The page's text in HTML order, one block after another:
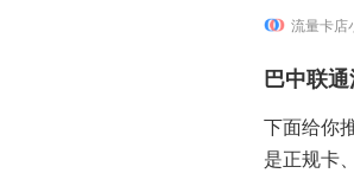
流量卡店
巴中联
下面给你
是正规卡